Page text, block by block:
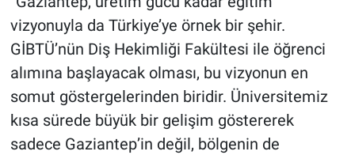
vizyonuyla da Türkiye’ye örnek bir şehir.
GİBTÜ’nün Diş Hekimliği Fakültesi ile öğrenci
alımına başlayacak olması, bu vizyonun en
somut göstergelerinden biridir. Üniversitemiz
kısa sürede büyük bir gelişim göstererek
sadece Gaziantep’in değil, bölgenin de